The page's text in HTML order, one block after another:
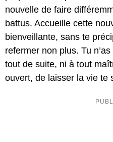
nouvelle de faire
battus. Accueille cette
bienveillante, sans te
refermer non plus. Tu
tout de suite, ni à tout
ouvert, de laisser la vie te